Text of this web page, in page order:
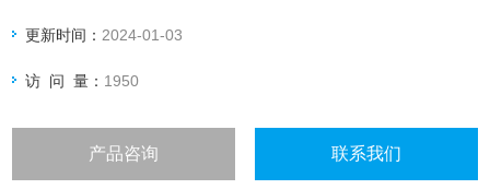
更新时间： 2024-01-03
访 问 量： 1950
产品咨询 联系我们